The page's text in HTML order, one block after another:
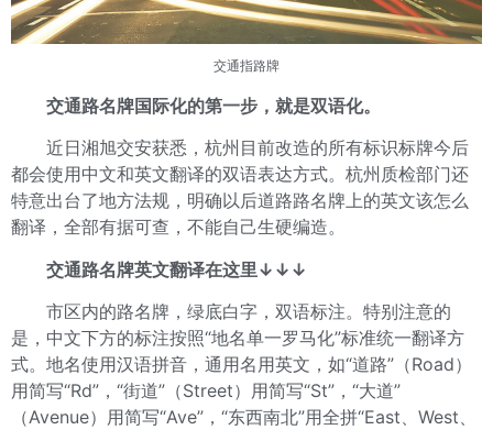
交通指路牌
交通路名牌国际化的第一步，就是双语化。
近日湘旭交安获悉，杭州目前改造的所有标识标牌今后
都会使用中文和英文翻译的双语表达方式。杭州质检部门还
特意出台了地方法规，明确以后道路路名牌上的英文该怎么
翻译，全部有据可查，不能自己生硬编造。
交通路名牌英文翻译在这里↓↓↓
市区内的路名牌，绿底白字，双语标注。特别注意的
是，中文下方的标注按照“地名单一罗马化”标准统一翻译方
式。地名使用汉语拼音，通用名用英文，如“道路”（Road）
用简写“Rd”，“街道”（Street）用简写“St”，“大道”
（Avenue）用简写“Ave”，“东西南北”用全拼“East、West、